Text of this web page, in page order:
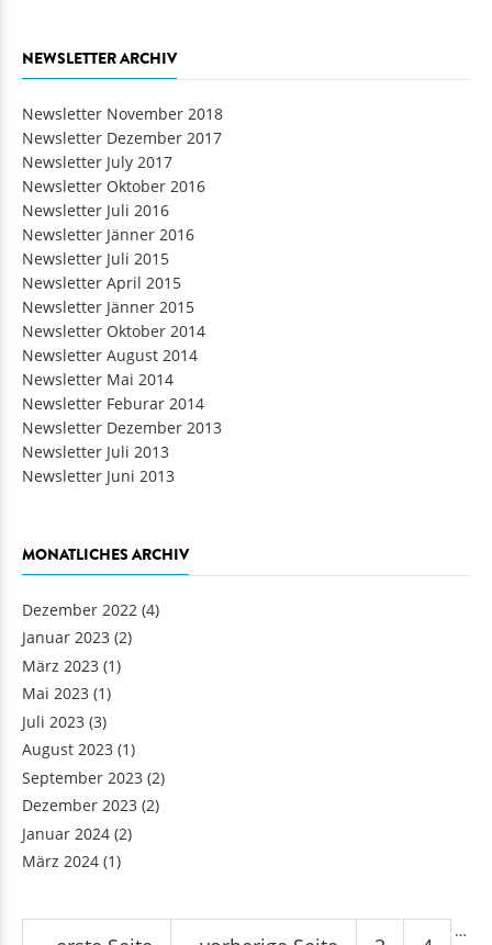
NEWSLETTER ARCHIV
Newsletter November 2018
Newsletter Dezember 2017
Newsletter July 2017
Newsletter Oktober 2016
Newsletter Juli 2016
Newsletter Jänner 2016
Newsletter Juli 2015
Newsletter April 2015
Newsletter Jänner 2015
Newsletter Oktober 2014
Newsletter August 2014
Newsletter Mai 2014
Newsletter Feburar 2014
Newsletter Dezember 2013
Newsletter Juli 2013
Newsletter Juni 2013
MONATLICHES ARCHIV
Dezember 2022 (4)
Januar 2023 (2)
März 2023 (1)
Mai 2023 (1)
Juli 2023 (3)
August 2023 (1)
September 2023 (2)
Dezember 2023 (2)
Januar 2024 (2)
März 2024 (1)
Seiten …